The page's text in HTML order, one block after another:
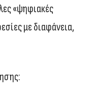
«ψηφιακές
με διαφάνεια,